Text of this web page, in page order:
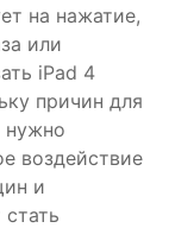
на нажатие,
или
iPad 4
причин для
нужно
воздействие
и